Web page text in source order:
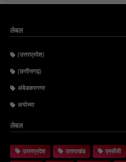
लेबल
(उत्तरप्रदेश)
(छत्तीसगढ़)
अंबेडकरनगर
अयोध्या
लेबल
उत्तरप्रदेश उत्तराखंड एमसीबी